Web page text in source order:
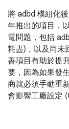
將 adbd 模組化
年推出的項目，
電問題，包括
耗盡)，以及尚未
善項目有助於提
要，因為如果發
商就必須手動重
會影響工廠設定